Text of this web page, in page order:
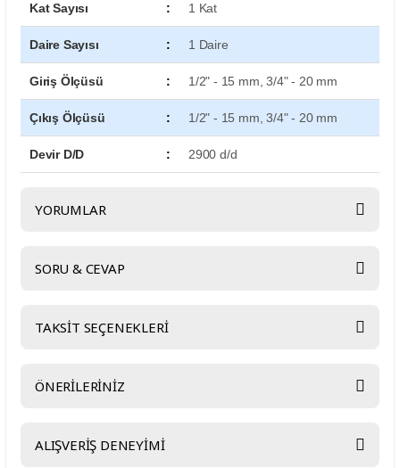
Kat Sayısı : 1 Kat
Daire Sayısı : 1 Daire
Giriş Ölçüsü : 1/2" - 15 mm, 3/4" - 20 mm
Çıkış Ölçüsü : 1/2" - 15 mm, 3/4" - 20 mm
Devir D/D : 2900 d/d
YORUMLAR
SORU & CEVAP
TAKSİT SEÇENEKLERİ
ÖNERİLERİNİZ
konularda yetersiz gördüğünüz noktaları öneri formunu kullanarak
ALIŞVERİŞ DENEYİMİ